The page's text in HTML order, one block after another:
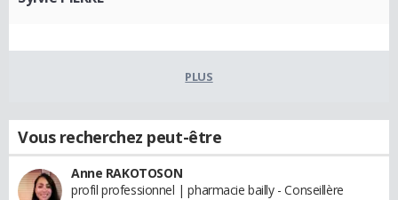
PLUS
Vous recherchez peut-être
Anne RAKOTOSON
profil professionnel | pharmacie bailly - Conseillère